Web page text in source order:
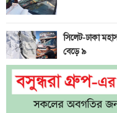
সিলেট-ঢাকা
বেড়ে ৯